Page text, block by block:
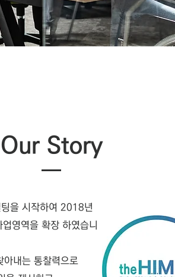
Our Story
을 시작하여 2018년
영역을 확장 하였습니
아내는 통찰력으로